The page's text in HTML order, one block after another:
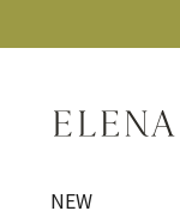
NEW